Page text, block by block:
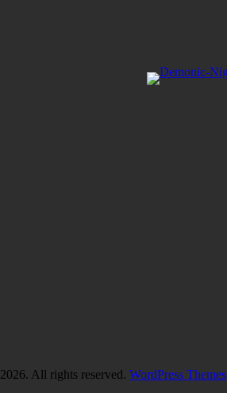
2026. All rights reserved. WordPress Themes